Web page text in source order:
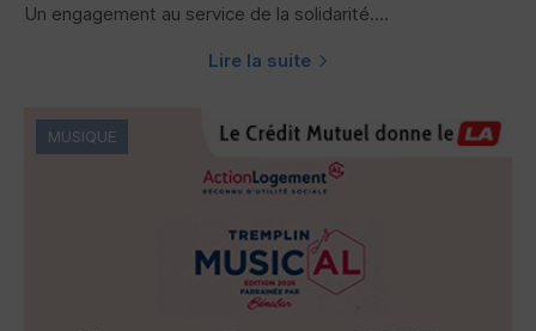
Un engagement au service de la solidarité....
Lire la suite
MUSIQUE